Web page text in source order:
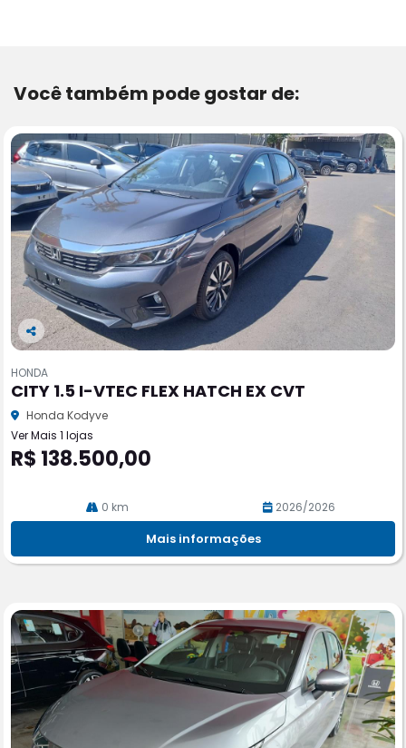
Você também pode gostar de:
Co
pa
rtil
he
HONDA
CITY 1.5 I-VTEC FLEX HATCH EX CVT
Honda Kodyve
Ver Mais 1 lojas
R$ 138.500,00
0 km 2026/2026
Mais informações